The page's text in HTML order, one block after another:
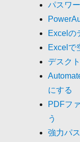
パスワ
Excelの
Excelで
デスク
にする
PDFフ
う
強力パ